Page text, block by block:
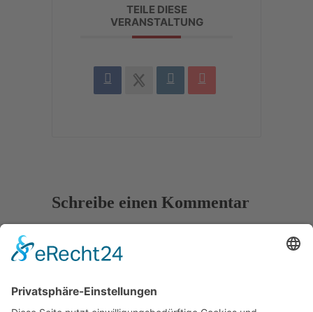
TEILE DIESE
VERANSTALTUNG
Schreibe einen Kommentar
veröffentlicht.
Erforderliche Felder sind mit
markiert